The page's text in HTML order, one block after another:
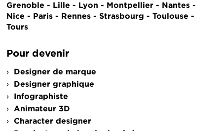
Grenoble - Lille - Lyon - Montpellier - Nantes -
Nice - Paris - Rennes - Strasbourg - Toulouse -
Tours
Pour devenir
Designer de marque
Designer graphique
Infographiste
Animateur 3D
Character designer